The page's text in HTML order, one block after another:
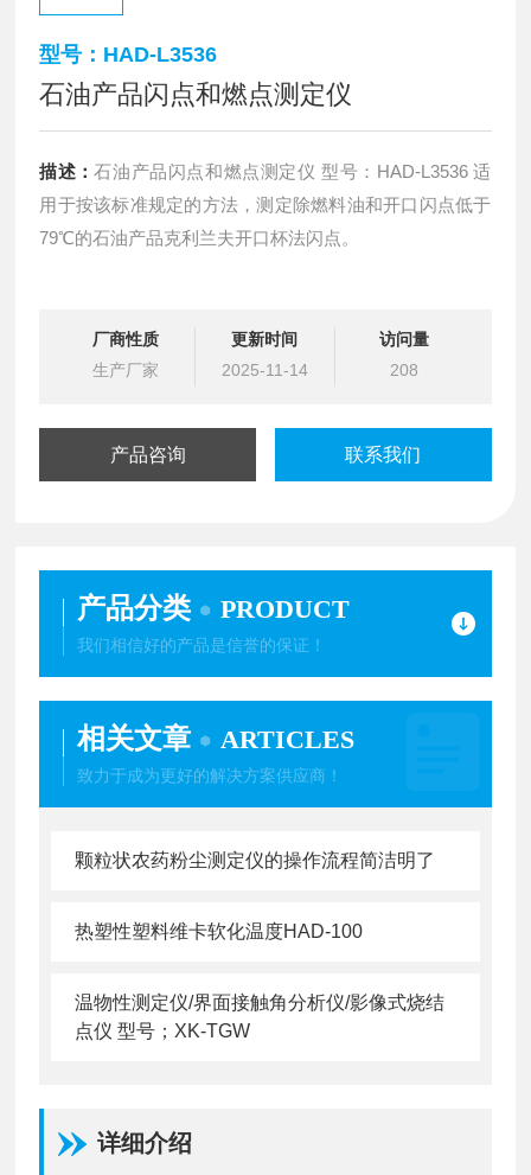
型号：HAD-L3536
石油产品闪点和燃点测定仪
描述：石油产品闪点和燃点测定仪 型号：HAD-L3536 适
用于按该标准规定的方法，测定除燃料油和开口闪点低于
79℃的石油产品克利兰夫开口杯法闪点。
厂商性质
生产厂家
更新时间
2025-11-14
访问量
208
产品咨询 联系我们
产品分类 PRODUCT
我们相信好的产品是信誉的保证！
相关文章 ARTICLES
致力于成为更好的解决方案供应商！
颗粒状农药粉尘测定仪的操作流程简洁明了
热塑性塑料维卡软化温度HAD-100
温物性测定仪/界面接触角分析仪/影像式烧结
点仪 型号；XK-TGW
详细介绍